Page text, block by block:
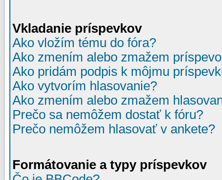
Vkladanie príspevkov
Ako vložím tému do fóra?
Ako zmením alebo zmažem
Ako pridám podpis k môjmu
Ako vytvorím hlasovanie?
Ako zmením alebo zmažem
Prečo sa nemôžem dostať k fóru?
Prečo nemôžem hlasovať v ankete?
Formátovanie a typy príspevkov